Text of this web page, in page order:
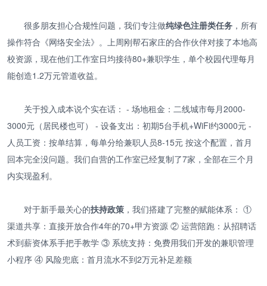
很多朋友担心合规性问题，我们专注做纯绿色注册类任务 ，所有
操作符合《网络安全法》。上周刚帮石家庄的合作伙伴对接了本地高
校资源，现在他们工作室日均接待80+兼职学生，单个校园代理每月
能创造1.2万元管道收益。
关于投入成本说个实在话： - 场地租金：二线城市每月2000-
3000元（居民楼也可） - 设备支出：初期5台手机+WiFi约3000元 -
人员工资：按单结算，每单分给兼职人员8-15元 按这个配置，首月
回本完全没问题。我们自营的工作室已经复制了7家，全部在三个月
内实现盈利。
对于新手最关心的扶持政策 ，我们搭建了完整的赋能体系： ①
渠道共享：直接开放合作4年的70+甲方资源 ② 运营陪跑：从招聘话
术到薪资体系手把手教学 ③ 系统支持：免费用我们开发的兼职管理
小程序 ④ 风险兜底：首月流水不到2万元补足差额